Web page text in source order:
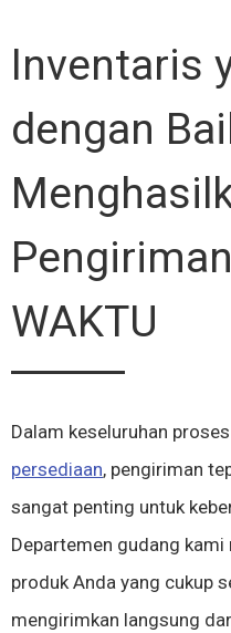
Inventaris
dengan
WAKTU
Dalam keseluruhan
persediaan, pengiriman
sangat penting untuk
Departemen gudang
produk Anda yang cukup
mengirimkan langsung